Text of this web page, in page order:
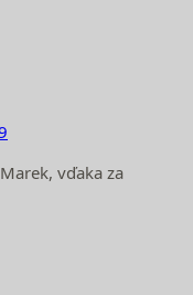
vďaka za